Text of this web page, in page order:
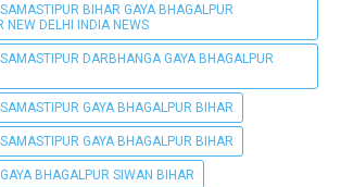
BIHAR GAYA BHAGALPUR
NEW DELHI INDIA NEWS
DARBHANGA GAYA BHAGALPUR
GAYA BHAGALPUR BIHAR
GAYA BHAGALPUR BIHAR
BHAGALPUR SIWAN BIHAR